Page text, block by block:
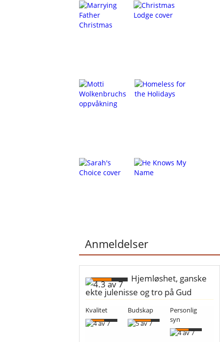
Anmeldelser
Hjemløshet, ganske
ekte julenisse og tro på Gud
Kvalitet Budskap
Personlig
syn